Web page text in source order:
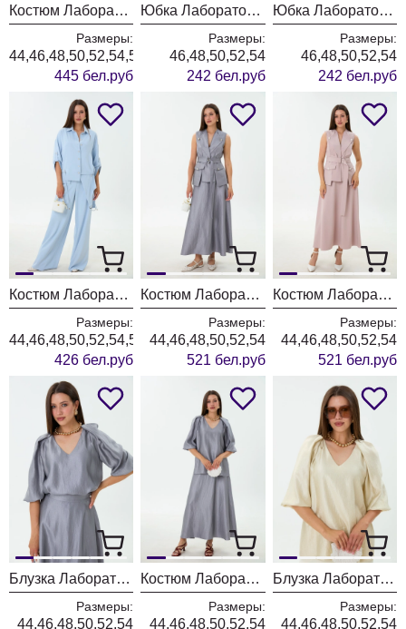
Костюм Лаборатория Моды К85098 мята
Размеры:
44,46,48,50,52,54,56
445 бел.руб
Юбка Лаборатория Моды М194 красный
Размеры:
46,48,50,52,54
242 бел.руб
Юбка Лаборатория Моды М194 мята
Размеры:
46,48,50,52,54
242 бел.руб
Костюм Лаборатория Моды М98 голубой
Размеры:
44,46,48,50,52,54,56
426 бел.руб
Костюм Лаборатория Моды К1970114 металлик
Размеры:
44,46,48,50,52,54
521 бел.руб
Костюм Лаборатория Моды К1970114 розовый
Размеры:
44,46,48,50,52,54
521 бел.руб
Блузка Лаборатория Моды М192 металлик
Размеры:
44,46,48,50,52,54
Костюм Лаборатория Моды К1920114 металлик
Размеры:
44,46,48,50,52,54
Блузка Лаборатория Моды М192 сияние
Размеры:
44,46,48,50,52,54